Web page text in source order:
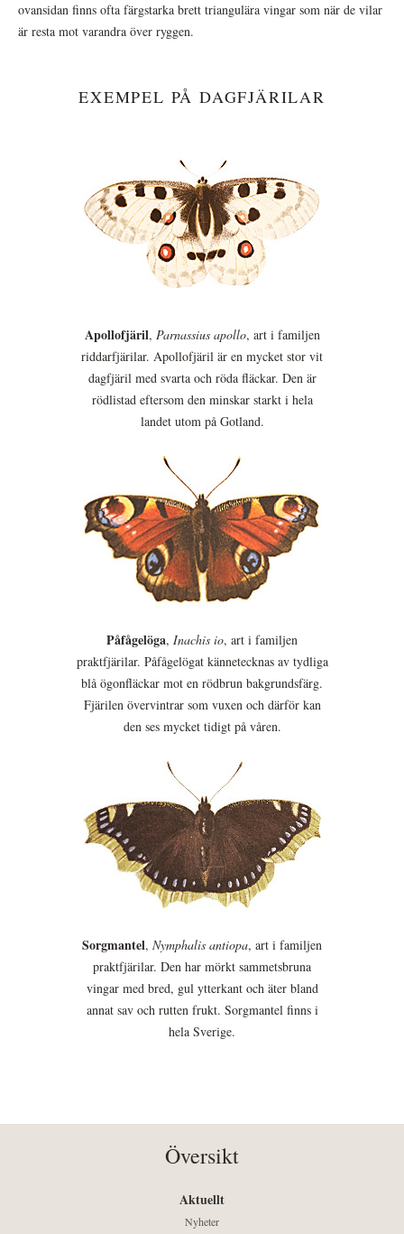
ovansidan finns ofta färgstarka brett triangulära vingar som när de vilar
är resta mot varandra över ryggen.
EXEMPEL PÅ DAGFJÄRILAR
Apollofjäril, Parnassius apollo, art i familjen
riddarfjärilar. Apollofjäril är en mycket stor vit
dagfjäril med svarta och röda fläckar. Den är
rödlistad eftersom den minskar starkt i hela
landet utom på Gotland.
Påfågelöga, Inachis io, art i familjen
praktfjärilar. Påfågelögat kännetecknas av tydliga
blå ögonfläckar mot en rödbrun bakgrundsfärg.
Fjärilen övervintrar som vuxen och därför kan
den ses mycket tidigt på våren.
Sorgmantel, Nymphalis antiopa, art i familjen
praktfjärilar. Den har mörkt sammetsbruna
vingar med bred, gul ytterkant och äter bland
annat sav och rutten frukt. Sorgmantel finns i
hela Sverige.
Översikt
Aktuellt
Nyheter